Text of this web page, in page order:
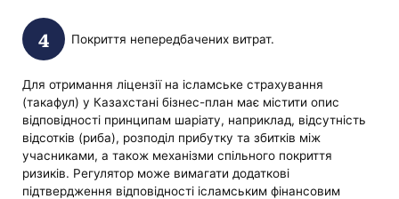
Покриття непередбачених витрат.
Для отримання ліцензії на ісламське страхування
(такафул) у Казахстані бізнес-план має містити опис
відповідності принципам шаріату, наприклад, відсутність
відсотків (риба), розподіл прибутку та збитків між
учасниками, а також механізми спільного покриття
ризиків. Регулятор може вимагати додаткові
підтвердження відповідності ісламським фінансовим